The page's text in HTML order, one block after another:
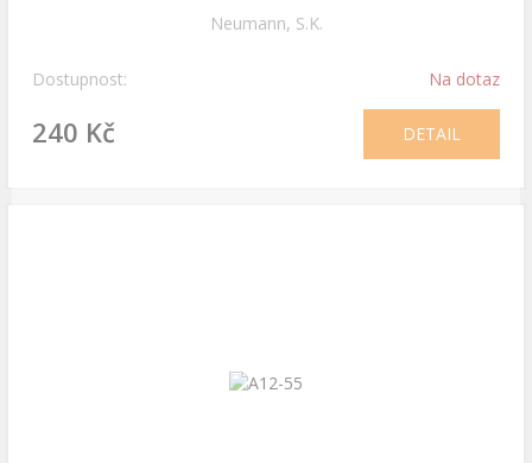
Neumann, S.K.
Dostupnost: Na dotaz
240 Kč DETAIL